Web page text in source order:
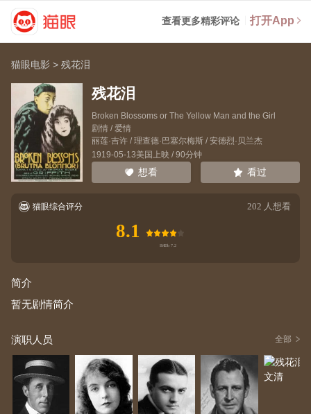
查看更多精彩评论 打开App
猫眼电影 >残花泪
残花泪
Broken Blossoms or The Yellow Man and the Girl
剧情 / 爱情
丽莲·吉许/ 理查德·巴塞尔梅斯/ 安德烈·贝兰杰
1919-05-13美国上映 / 90分钟
想看 看过
猫眼综合评分 202 人想看
8.1
简介
暂无剧情简介
演职人员 全部